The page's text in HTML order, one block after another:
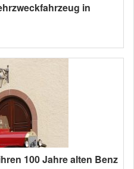
in
100 Jahre alten Benz